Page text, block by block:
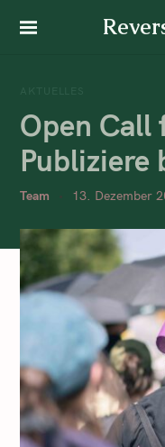
Open Call
Publiziere
Team 13. Dezember